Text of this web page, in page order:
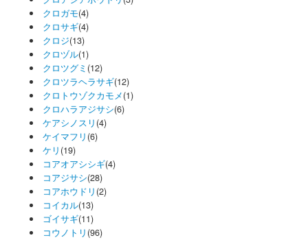
クロガモ(4)
クロサギ(4)
クロジ(13)
クロヅル(1)
クロツグミ (12)
クロツラヘラサギ(12)
クロトウゾクカモメ(1)
クロハラアジサシ(6)
ケアシノスリ (4)
ケイマフリ (6)
ケリ (19)
コアオアシシギ(4)
コアジサシ(28)
コアホウドリ (2)
コイカル(13)
ゴイサギ(11)
コウノトリ (96)